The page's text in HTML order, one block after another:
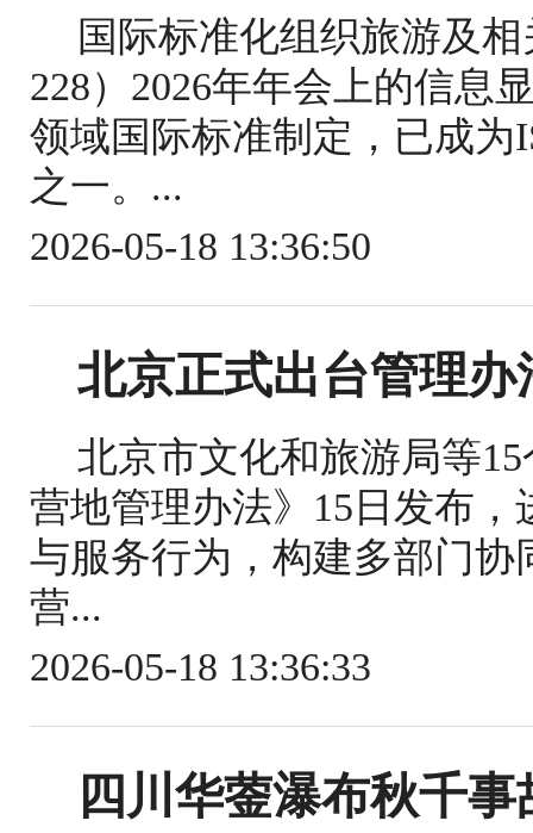
国际标准化组织旅游及
228）2026年年会上的信息
领域国际标准制定，已成为
之一。...
2026-05-18 13:36:50
北京正式出台管理
北京市文化和旅游局等
营地管理办法》15日发布
与服务行为，构建多部门
营...
2026-05-18 13:36:33
四川华蓥瀑布秋千